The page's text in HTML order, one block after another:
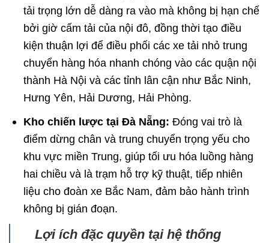
tải trọng lớn dễ dàng ra vào mà không bị hạn chế
bởi giờ cấm tải của nội đô, đồng thời tạo điều
kiện thuận lợi để điều phối các xe tải nhỏ trung
chuyển hàng hóa nhanh chóng vào các quận nội
thành Hà Nội và các tỉnh lân cận như Bắc Ninh,
Hưng Yên, Hải Dương, Hải Phòng.
Kho chiến lược tại Đà Nẵng: Đóng vai trò là
điểm dừng chân và trung chuyển trọng yếu cho
khu vực miền Trung, giúp tối ưu hóa luồng hàng
hai chiều và là trạm hỗ trợ kỹ thuật, tiếp nhiên
liệu cho đoàn xe Bắc Nam, đảm bảo hành trình
không bị gián đoạn.
Lợi ích đặc quyền tại hệ thống